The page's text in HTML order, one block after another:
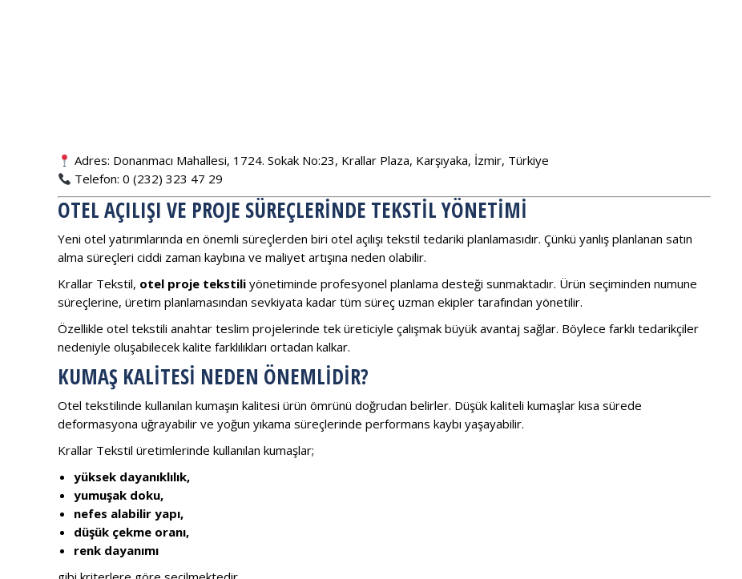
Adres: Donanmacı Mahallesi, 1724. Sokak No:23, Krallar Plaza, Karşıyaka, İzmir, Türkiye
Telefon: 0 (232) 323 47 29
OTEL AÇILIŞI VE PROJE SÜREÇLERINDE TEKSTIL YÖNETIMI
Yeni otel yatırımlarında en önemli süreçlerden biri otel açılışı tekstil tedariki planlamasıdır. Çünkü yanlış planlanan satın
alma süreçleri ciddi zaman kaybına ve maliyet artışına neden olabilir.
Krallar Tekstil, otel proje tekstili yönetiminde profesyonel planlama desteği sunmaktadır. Ürün seçiminden numune
süreçlerine, üretim planlamasından sevkiyata kadar tüm süreç uzman ekipler tarafından yönetilir.
Özellikle otel tekstili anahtar teslim projelerinde tek üreticiyle çalışmak büyük avantaj sağlar. Böylece farklı tedarikçiler
nedeniyle oluşabilecek kalite farklılıkları ortadan kalkar.
KUMAŞ KALITESI NEDEN ÖNEMLIDIR?
Otel tekstilinde kullanılan kumaşın kalitesi ürün ömrünü doğrudan belirler. Düşük kaliteli kumaşlar kısa sürede
deformasyona uğrayabilir ve yoğun yıkama süreçlerinde performans kaybı yaşayabilir.
Krallar Tekstil üretimlerinde kullanılan kumaşlar;
yüksek dayanıklılık,
yumuşak doku,
nefes alabilir yapı,
düşük çekme oranı,
renk dayanımı